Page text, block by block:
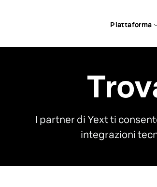
Piattaforma
I partner di Yext ti
integrazioni